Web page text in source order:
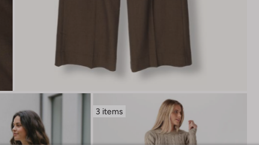
3 items